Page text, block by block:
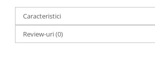
Caracteristici
Review-uri(0)